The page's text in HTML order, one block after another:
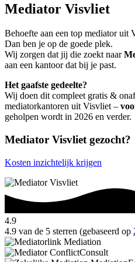
Mediator Visvliet
Behoefte aan een top mediator
Dan ben je op de goede plek.
Wij zorgen dat jij die zoekt naar
aan een kantoor dat bij je past.
Het gaafste gedeelte?
Wij doen dit compleet gratis &
mediatorkantoren uit Visvliet –
geholpen wordt in 2026 en verder.
Mediator Visvliet gezocht?
Kosten inzichtelijk krijgen
4.9
4.9 van de 5 sterren (gebaseerd op